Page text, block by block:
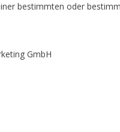
bestimmten oder
GmbH